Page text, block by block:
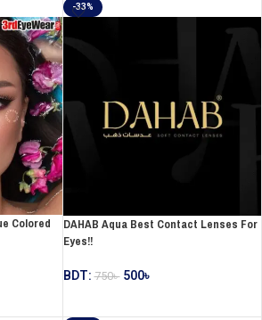
Colored
-33%
DAHAB Aqua Best Contact Lenses For
Eyes!!
BDT:750৳ 500৳